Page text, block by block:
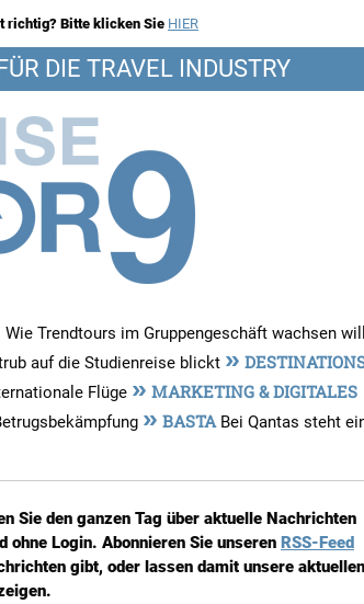
richtig? Bitte klicken Sie HIER
DIE TRAVEL INDUSTRY
Trendtours im Gruppengeschäft wachsen will
auf die Studienreise blickt »
Flüge » MARKETING & DIGITALES
» BASTA Bei Qantas steht
Sie den ganzen Tag über aktuelle Nachrichten
Login. Abonnieren Sie unseren RSS-Feed
gibt, oder lassen damit unsere aktuellen